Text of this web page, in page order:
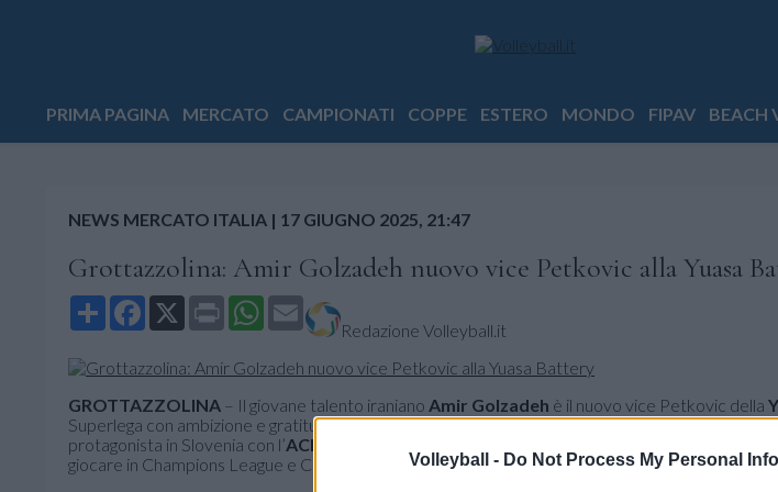
Volleyball - Do Not Process My Personal
PRIMA PAGINA MERCATO CAMPIONATI COPPE ESTERO MONDO FIPAV BEACH
NEWS MERCATO ITALIA | 17 GIUGNO 2025, 21:47
Grottazzolina: Amir Golzadeh nuovo vice Petkovic alla Yuasa
Share Facebook
X Print WhatsApp
Email
Redazione Volleyball.it
GROTTAZZOLINA – Il giovane talento iraniano Amir Golzadeh è il nuovo vice Petkovic della
Superlega con ambizione e gratitudine. Classe 2003, 205 cm di altezza, Golzadeh arriva nelle
protagonista in Slovenia con l’ACH Volley Ljubljana
giocare in Champions League e Coppa CEV.